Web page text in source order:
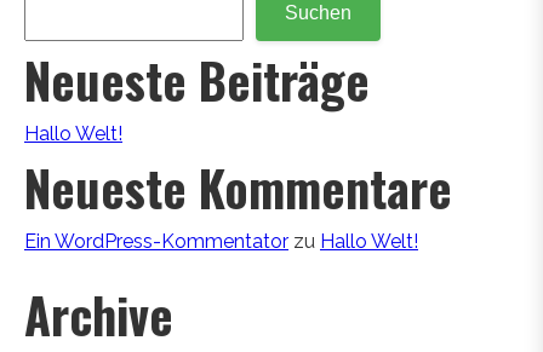
Suchen
Neueste Beiträge
Hallo Welt!
Neueste Kommentare
Ein WordPress-Kommentator zu Hallo Welt!
Archive